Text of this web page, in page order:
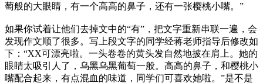
萄般的大眼睛，有一个高高的鼻子，还有一张樱桃小嘴。”
如果你试着让他们去掉文中的“有”，把文字重新串联一遍，会
发现作文顺了很多。写上段文字的同学经蒋老师指导后修改如
下：“XX可漂亮啦。一头卷卷的黄头发自然地披在肩上。她的
眼睛太吸引人了，乌黑乌黑葡萄一般。高高的鼻子，和樱桃小
嘴配合起来，有点混血的味道，同学们可喜欢她啦。”是不是